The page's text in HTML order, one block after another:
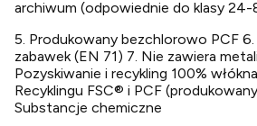
archiwum (odpowiednie do klasy 24-
5. Produkowany bezchlorowo PCF
zabawek (EN 71) 7. Nie zawiera
Pozyskiwanie i recykling 100%
Recyklingu FSC® i PCF
Substancje chemiczne